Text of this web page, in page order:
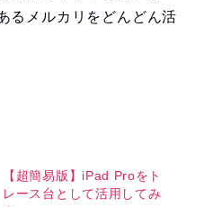
るメルカリをどんどん活
【超簡易版】iPad Proをト
レース台として活用してみ